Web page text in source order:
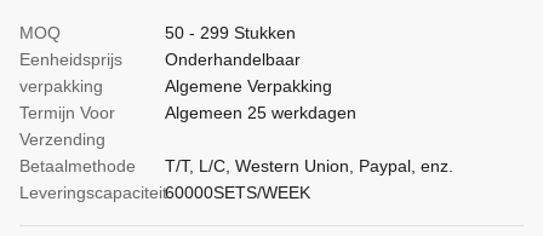
MOQ
50 - 299 Stukken
Eenheidsprijs
Onderhandelbaar
verpakking
Algemene Verpakking
Termijn Voor
Verzending
Algemeen 25 werkdagen
Betaalmethode
T/T, L/C, Western Union, Paypal, enz.
Leveringscapaciteit60000SETS/WEEK